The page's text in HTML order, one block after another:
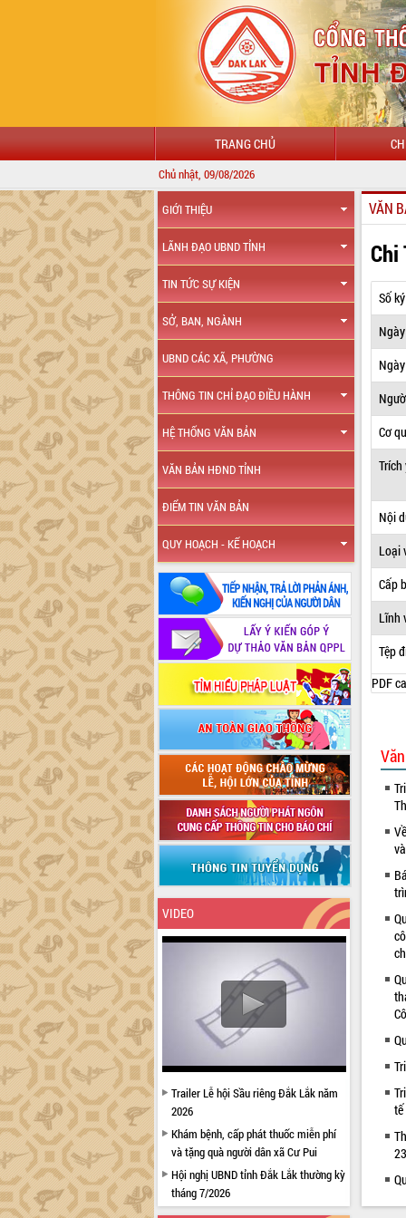
TRANG CHỦ
Chủ nhật, 09/08/2026
GIỚI THIỆU
LÃNH ĐẠO UBND TỈNH
TIN TỨC SỰ KIỆN
SỞ, BAN, NGÀNH
UBND CÁC XÃ, PHƯỜNG
THÔNG TIN CHỈ ĐẠO ĐIỀU HÀNH
HỆ THỐNG VĂN BẢN
VĂN BẢN HĐND TỈNH
ĐIỂM TIN VĂN BẢN
QUY HOẠCH - KẾ HOẠCH
VIDEO
Trailer Lễ hội Sầu riêng Đắk Lắk năm
2026
Khám bệnh, cấp phát thuốc miễn phí
và tặng quà người dân xã Cư Pui
Hội nghị UBND tỉnh Đắk Lắk thường kỳ
tháng 7/2026
VĂN
Chi
Số
Cơ
Trích
Nội
Loại
Cấp
Lĩnh
Tệp
PDF